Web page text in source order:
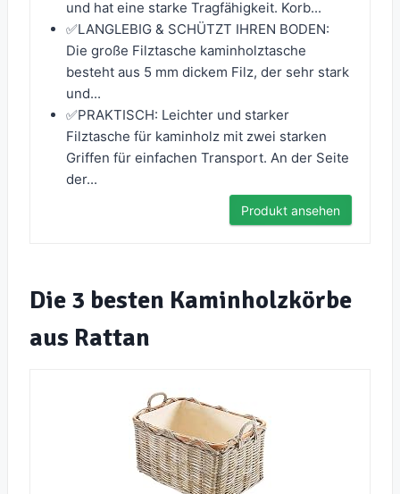
und hat eine starke Tragfähigkeit. Korb...
✅LANGLEBIG & SCHÜTZT IHREN BODEN:
Die große Filztasche kaminholztasche
besteht aus 5 mm dickem Filz, der sehr stark
und...
✅PRAKTISCH: Leichter und starker
Filztasche für kaminholz mit zwei starken
Griffen für einfachen Transport. An der Seite
der...
Produkt ansehen
Die 3 besten Kaminholzkörbe
aus Rattan